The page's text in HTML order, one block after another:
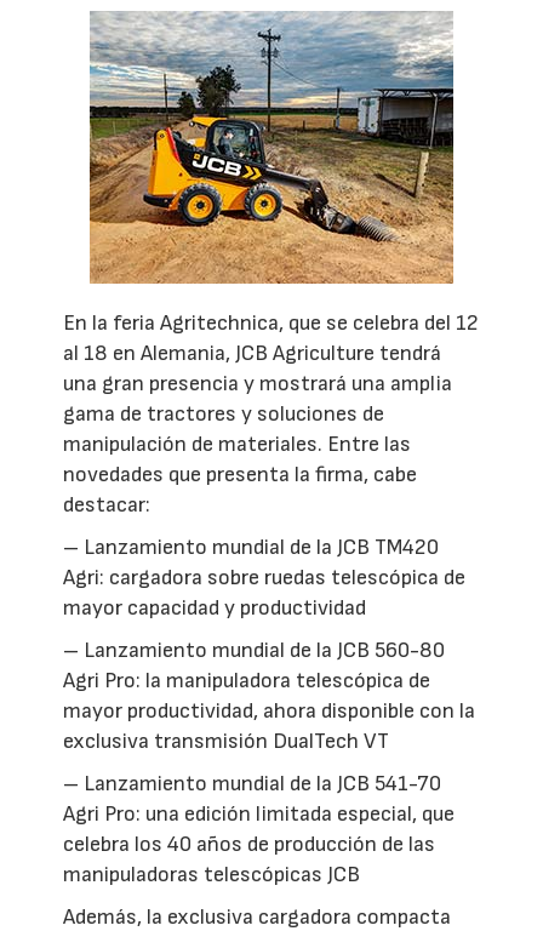
En la feria Agritechnica, que se celebra del 12
al 18 en Alemania, JCB Agriculture tendrá
una gran presencia y mostrará una amplia
gama de tractores y soluciones de
manipulación de materiales. Entre las
novedades que presenta la firma, cabe
destacar:
– Lanzamiento mundial de la JCB TM420
Agri: cargadora sobre ruedas telescópica de
mayor capacidad y productividad
– Lanzamiento mundial de la JCB 560-80
Agri Pro: la manipuladora telescópica de
mayor productividad, ahora disponible con la
exclusiva transmisión DualTech VT
– Lanzamiento mundial de la JCB 541-70
Agri Pro: una edición limitada especial, que
celebra los 40 años de producción de las
manipuladoras telescópicas JCB
Además, la exclusiva cargadora compacta